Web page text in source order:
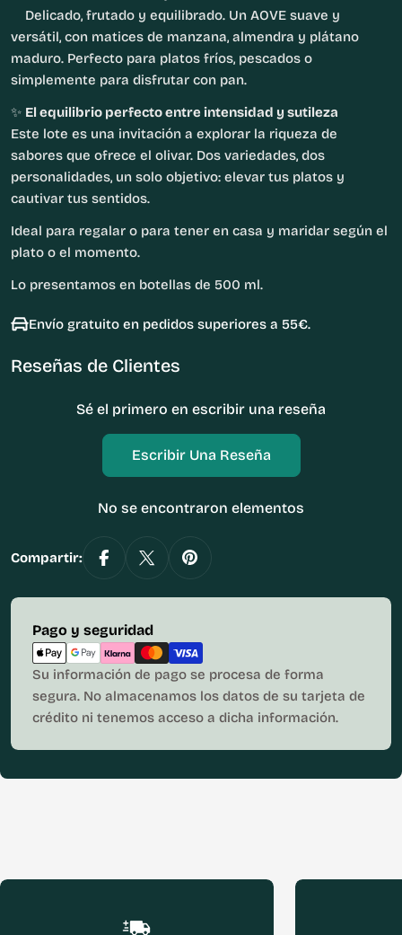
Delicado, frutado y equilibrado. Un AOVE suave y
versátil, con matices de manzana, almendra y plátano
maduro. Perfecto para platos fríos, pescados o
simplemente para disfrutar con pan.
✨ El equilibrio perfecto entre intensidad y sutileza
Este lote es una invitación a explorar la riqueza de
sabores que ofrece el olivar. Dos variedades, dos
personalidades, un solo objetivo: elevar tus platos y
cautivar tus sentidos.
Ideal para regalar o para tener en casa y maridar según el
plato o el momento.
Lo presentamos en botellas de 500 ml.
Envío gratuito en pedidos superiores a 55€.
Reseñas de Clientes
Sé el primero en escribir una reseña
Escribir Una Reseña
No se encontraron elementos
Compartir:
Pago y seguridad
Métodos
de
pago
Su información de pago se procesa de forma
segura. No almacenamos los datos de su tarjeta de
crédito ni tenemos acceso a dicha información.